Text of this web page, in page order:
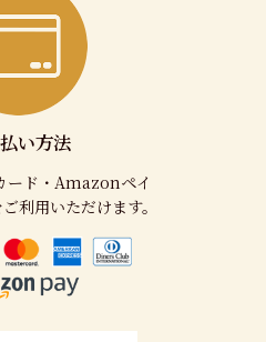
い方法
ード・Amazonペイ
利用いただけます。